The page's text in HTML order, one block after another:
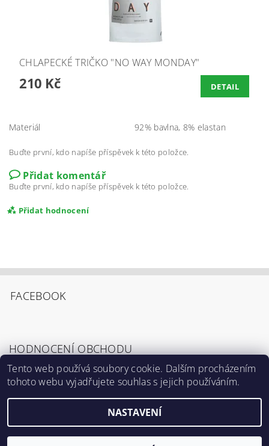
CHLAPECKÉ TRIČKO "NO WAY MONDAY"
210 Kč DETAIL
Materiál 92% bavlna, 8% elastan
Buďte první, kdo napíše příspěvek k této položce.
Přidat komentář
Buďte první, kdo napíše příspěvek k této položce.
Přidat hodnocení
Souhlasím sPodmínkami ochrany osobních
FACEBOOK
HODNOCENÍ OBCHODU
Zobrazit všechna hodnocení obchodu
2026 ©Výrostci.cz, všechna práva vyhrazena
Tento web používá soubory cookie. Dalším procházením
tohoto webu vyjadřujete souhlas s jejich používáním.
NASTAVENÍ